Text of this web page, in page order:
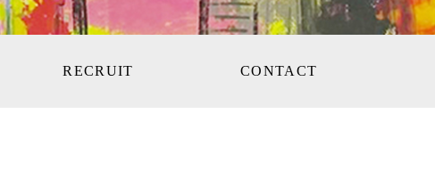
RECRUIT CONTACT